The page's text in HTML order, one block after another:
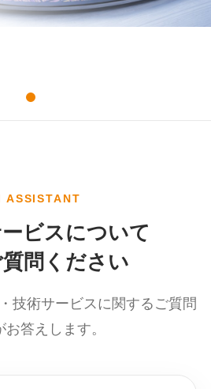
ASSISTANT
ビスについて
問ください
技術サービスに関するご質問
お答えします。